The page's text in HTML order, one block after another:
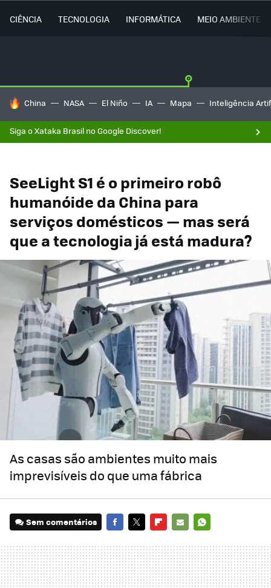
CIÊNCIA TECNOLOGIA INFORMÁTICA MEIO AMBIENTE
TENDÊNCIAS DO DIA
China NASA El Niño IA Mapa Inteligência
Siga o Xataka Brasil no Google Discover!
SeeLight S1 é o primeiro robô
humanóide da China para
serviços domésticos — mas será
que a tecnologia já está madura?
As casas são ambientes muito mais
imprevisíveis do que uma fábrica
Sem comentários
MAIL